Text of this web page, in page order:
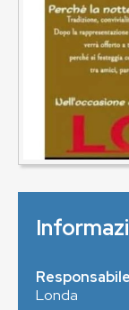
Responsabile
Londa